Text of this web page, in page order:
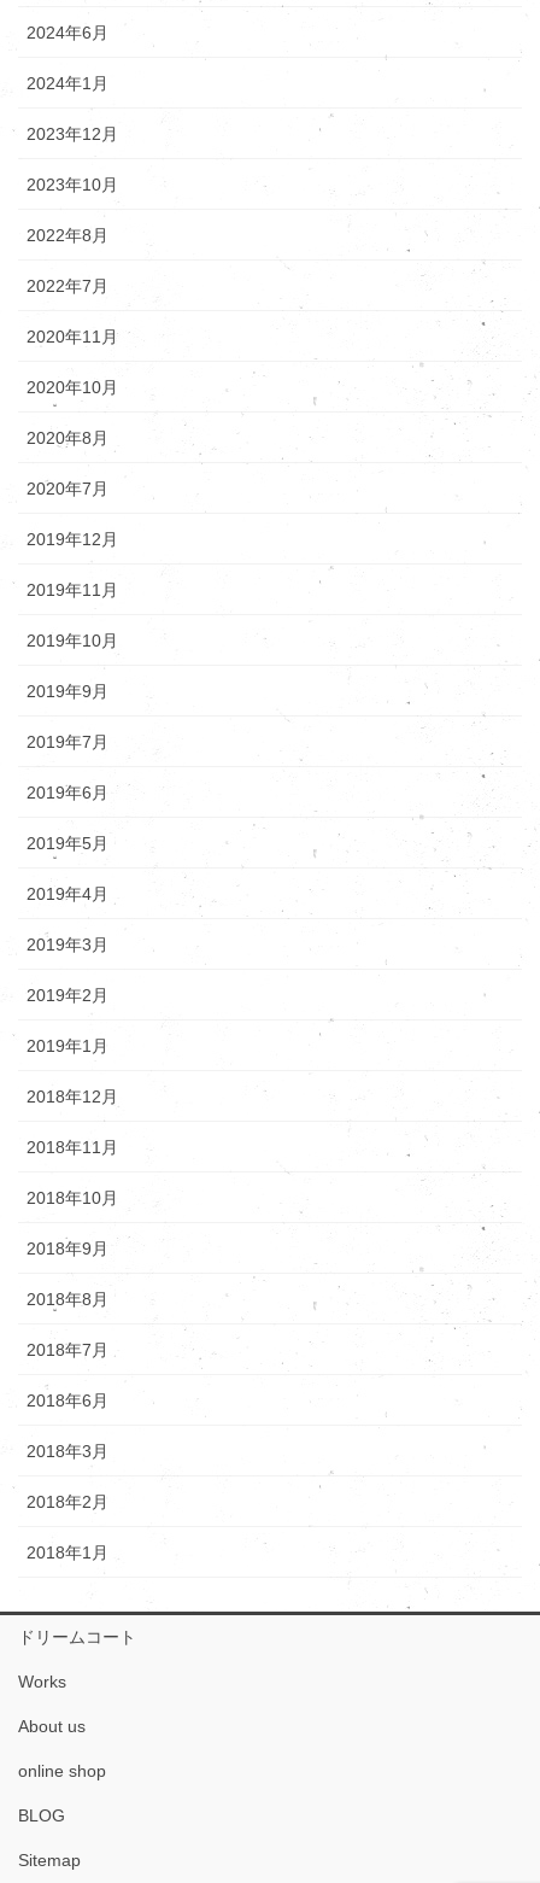
2024年6月
2024年1月
2023年12月
2023年10月
2022年8月
2022年7月
2020年11月
2020年10月
2020年8月
2020年7月
2019年12月
2019年11月
2019年10月
2019年9月
2019年7月
2019年6月
2019年5月
2019年4月
2019年3月
2019年2月
2019年1月
2018年12月
2018年11月
2018年10月
2018年9月
2018年8月
2018年7月
2018年6月
2018年3月
2018年2月
2018年1月
ドリームコート
Works
About us
online shop
BLOG
Sitemap